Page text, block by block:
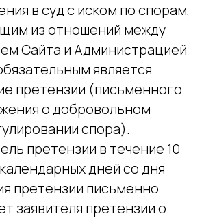
в суд с иском по спорам,
из отношений между
Сайта и Администрацией
является
претензии (письменного
о добровольном
спора).
претензии в течение 10
дней со дня
претензии письменно
заявителя претензии о